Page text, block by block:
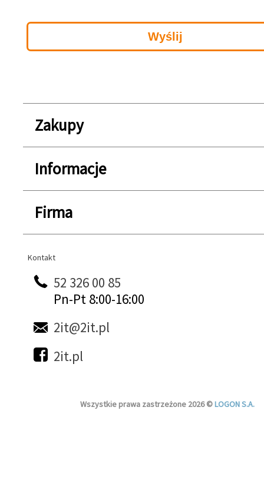
Zakupy
Informacje
Firma
Kontakt
Kontakt
52 326 00 85
Pn-Pt 8:00-16:00
2it@2it.pl
2it.pl
Wszystkie prawa zastrzeżone 2026 ©LOGON S.A.